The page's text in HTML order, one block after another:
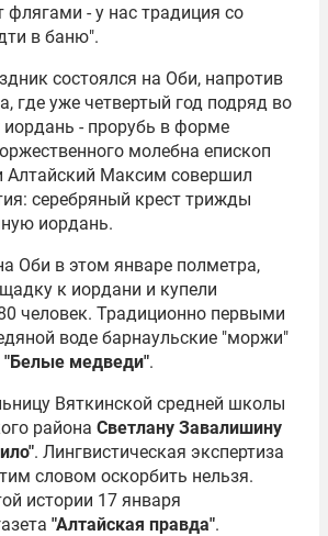
флягами - у нас традиция со
в баню".
состоялся на Оби, напротив
где уже четвертый год подряд во
- прорубь в форме
молебна епископ
Алтайский Максим совершил
серебряный крест трижды
иордань.
Оби в этом январе полметра,
к иордани и купели
человек. Традиционно первыми
воде барнаульские "моржи"
"Белые медведи".
Вяткинской средней школы
района Светлану Завалишину
. Лингвистическая экспертиза
словом оскорбить нельзя.
истории 17 января
"Алтайская правда".